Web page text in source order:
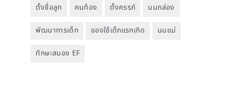
ตั้งชื่อลูก คนท้อง ตั้งครรภ์ นมกล่อง
พัฒนาการเด็ก ของใช้เด็กแรกเกิด นมแม่
ทักษะสมอง EF